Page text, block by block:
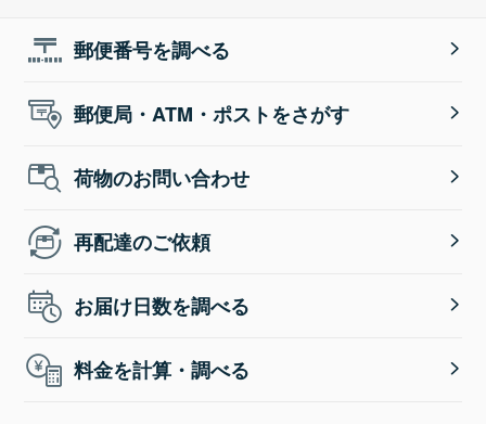
郵便番号を調べる
郵便局・ATM・ポストをさがす
荷物のお問い合わせ
再配達のご依頼
お届け日数を調べる
料金を計算・調べる